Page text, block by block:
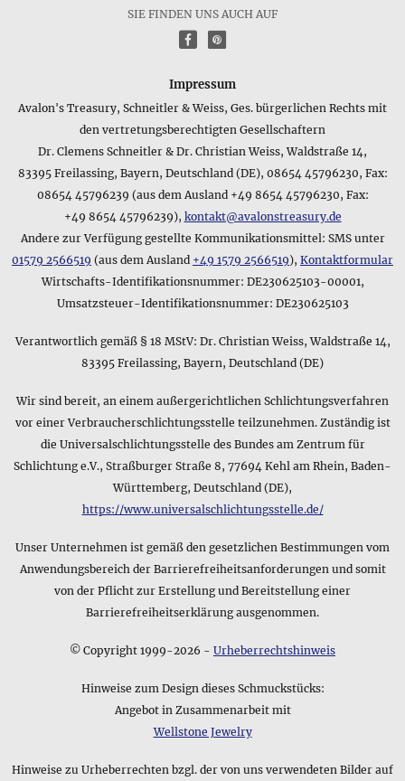
Sie bitte den Details am Anfang dieser Produktseite.
Wie breit, lang und hoch ist das Produkt Triskele • Großer
Die Größenangabe für den Artikel Triskele lautet
folgendermaßen: Großer Ring • Hier sollten die
Größenangaben des Herstellers aus dem Datenblatt
angeführt sein, diese liegen uns aber leider nicht vor. Bei
Produkten, deren Angaben unvollständig sind, versuchen wir
immer, die fehlenden Daten selbst zu ermitteln - da wir aber
deutlich über 1.000 verschiedene Produkte führen, konnte
dies für diesen Artikel noch nicht erledigt werden.
Wie lautet die Kurzangabe zum Lieferumfang für das
Produkt Triskele • Großer Ring?
Für einen schnellen Überblick über den Lieferumfang des
Produkts Triskele • Großer Ring bietet sich folgende
weitere Details interessieren, können Sie im oberen Bereich
dieser Produktseite mehr Informationen finden wie z.B. die
Wie lautet die Kurzfassung des Materials für das Produkt
Triskele • Großer Ring?
Das Datenblatt des Produkts Triskele • Großer Ring enthält
als Kurzfassung für das Material folgendes: Sterling Silber
925. Bitte beachten Sie, dass diese Angabe nur die
Hauptbestandteile des Produkts umfasst - für weitere
Produktmaterials weiter oben auf dieser Seite verwenden,
die z.B. auch Hinweise zu optischen Eigenschaften des
Produkts enthalten kann.
SIE FINDEN UNS AUCH AUF
f P
Impressum
Avalon's Treasury, Schneitler & Weiss, Ges. bürgerlichen Rechts mit
den vertretungsberechtigten Gesellschaftern
Dr. Clemens Schneitler & Dr. Christian Weiss, Waldstraße 14,
83395 Freilassing, Bayern, Deutschland (DE), 08654 45796230, Fax:
08654 45796239 (aus dem Ausland +49 8654 45796230, Fax:
+49 8654 45796239), kontakt@avalonstreasury.de
Andere zur Verfügung gestellte Kommunikationsmittel: SMS unter
01579 2566519 (aus dem Ausland +49 1579 2566519), Kontaktformular
Wirtschafts-Identifikationsnummer: DE230625103-00001,
Umsatzsteuer-Identifikationsnummer: DE230625103
Verantwortlich gemäß § 18 MStV: Dr. Christian Weiss, Waldstraße 14,
83395 Freilassing, Bayern, Deutschland (DE)
Wir sind bereit, an einem außergerichtlichen Schlichtungsverfahren
vor einer Verbraucherschlichtungsstelle teilzunehmen. Zuständig ist
die Universalschlichtungsstelle des Bundes am Zentrum für
Schlichtung e.V., Straßburger Straße 8, 77694 Kehl am Rhein, Baden-
Württemberg, Deutschland (DE),
https://www.universalschlichtungsstelle.de/
Unser Unternehmen ist gemäß den gesetzlichen Bestimmungen vom
Anwendungsbereich der Barrierefreiheitsanforderungen und somit
von der Pflicht zur Erstellung und Bereitstellung einer
Barrierefreiheitserklärung ausgenommen.
© Copyright 1999-2026 - Urheberrechtshinweis
Hinweise zum Design dieses Schmuckstücks:
Angebot in Zusammenarbeit mit
Wellstone Jewelry
Hinweise zu Urheberrechten bzgl. der von uns verwendeten Bilder auf